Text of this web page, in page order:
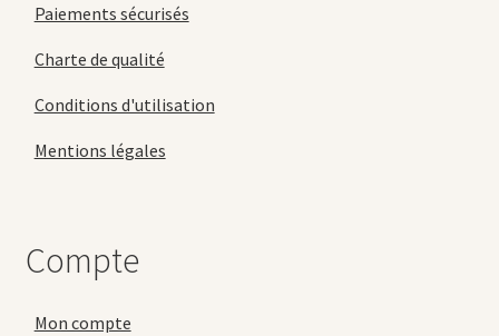
Paiements sécurisés
Charte de qualité
Conditions d'utilisation
Mentions légales
Compte
Mon compte